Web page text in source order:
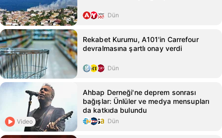
Dün
Rekabet Kurumu, A101'in Carrefour
devralmasına şartlı onay verdi
Dün
Video
Ahbap Derneği'ne deprem sonrası
bağışlar: Ünlüler ve medya mensupları
da katkıda bulundu
Dün